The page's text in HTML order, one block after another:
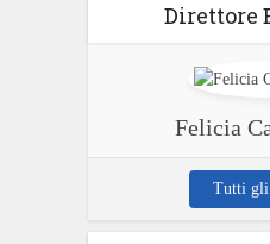
Direttore
Felicia
Tutti